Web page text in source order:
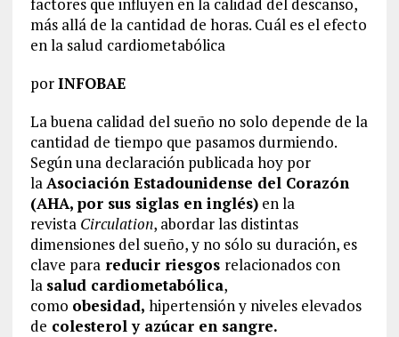
más allá de la cantidad de horas. Cuál es el efecto
en la salud cardiometabólica
porINFOBAE
La buena calidad del sueño no solo depende de la
cantidad de tiempo que pasamos durmiendo.
Según una declaración publicada hoy por
laAsociación Estadounidense del Corazón
(AHA, por sus siglas en inglés)en la
revista Circulation, abordar las distintas
dimensiones del sueño, y no sólo su duración, es
clave parareducir riesgos relacionados con
la salud cardiometabólica,
como obesidad, hipertensión y niveles elevados
de colesterol y azúcar en sangre.